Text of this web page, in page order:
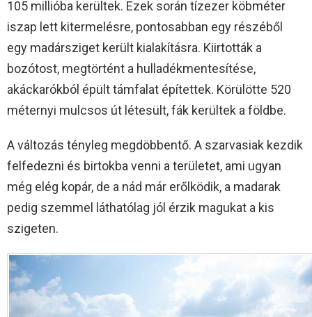
105 millióba kerültek. Ezek során tízezer köbméter
iszap lett kitermelésre, pontosabban egy részéből
egy madársziget került kialakításra. Kiirtották a
bozótost, megtörtént a hulladékmentesítése,
akáckarókból épült támfalat építettek. Körülötte 520
méternyi mulcsos út létesült, fák kerültek a földbe.
A változás tényleg megdöbbentő. A szarvasiak kezdik
felfedezni és birtokba venni a területet, ami ugyan
még elég kopár, de a nád már erőlködik, a madarak
pedig szemmel láthatólag jól érzik magukat a kis
szigeten.